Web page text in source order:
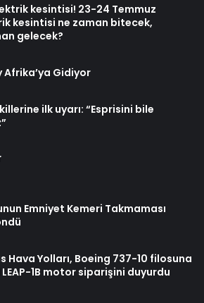
kesintisi! 23-24 Temmuz
kesintisi ne zaman bitecek,
gelecek?
Afrika’ya Gidiyor
ilk uyarı: “Esprisini bile
Emniyet Kemeri Takmaması
Hava Yolları, Boeing 737-10 filosuna
1B motor siparişini duyurdu